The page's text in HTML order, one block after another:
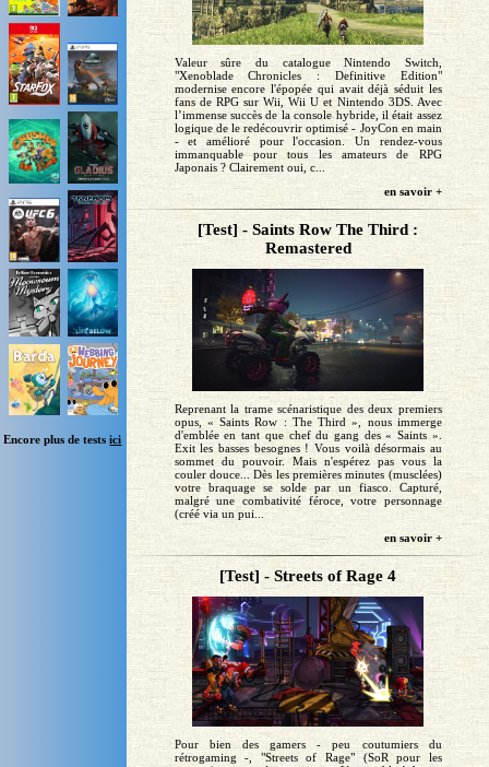
Encore plus de testsici
Valeur sûre du catalogue Nintendo Switch,
"Xenoblade Chronicles : Definitive Edition"
modernise encore l'épopée qui avait déjà séduit les
fans de RPG sur Wii, Wii U et Nintendo 3DS. Avec
l’immense succès de la console hybride, il était assez
logique de le redécouvrir optimisé - JoyCon en main
- et amélioré pour l'occasion. Un rendez-vous
immanquable pour tous les amateurs de RPG
Japonais ? Clairement oui, c...
en savoir +
[Test] - Saints Row The Third :
Remastered
Reprenant la trame scénaristique des deux premiers
opus, « Saints Row : The Third », nous immerge
d'emblée en tant que chef du gang des « Saints ».
Exit les basses besognes ! Vous voilà désormais au
sommet du pouvoir. Mais n'espérez pas vous la
couler douce... Dès les premières minutes (musclées)
votre braquage se solde par un fiasco. Capturé,
malgré une combativité féroce, votre personnage
(créé via un pui...
en savoir +
[Test] - Streets of Rage 4
Pour bien des gamers - peu coutumiers du
rétrogaming -, "Streets of Rage" (SoR pour les